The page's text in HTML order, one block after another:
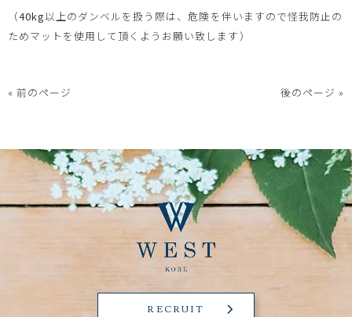
（40kg以上のダンベルを扱う際は、危険を伴いますので怪我防止の
ためマットを使用して頂くようお願い致します）
« 前のページ 後のページ »
RECRUIT